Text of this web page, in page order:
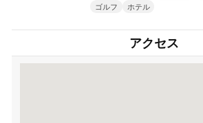
ゴルフ
ホテル
アクセス